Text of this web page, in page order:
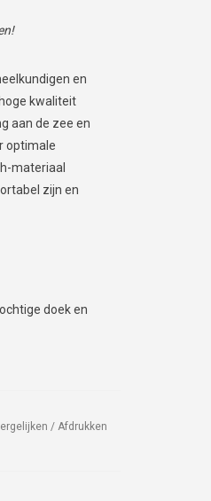
en
kwaliteit
aan de zee en
optimale
materiaal
zijn en
doek en
/ Afdrukken